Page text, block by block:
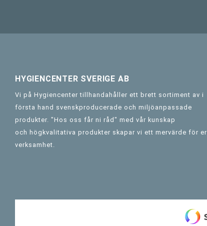
HYGIENCENTER SVERIGE AB
Vi på Hygiencenter tillhandahåller ett brett sortiment av i
första hand svenskproducerade och miljöanpassade
produkter. "Hos oss får ni råd" med vår kunskap
och högkvalitativa produkter skapar vi ett mervärde för er
verksamhet.